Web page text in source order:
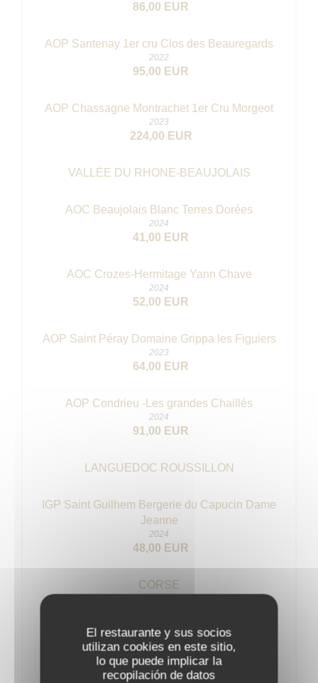
El restaurante y sus socios
utilizan cookies en este sitio,
lo que puede implicar la
recopilación de datos
86,00 EUR
AOP Santenay 1er cru Clos des Beauregards
2022
95,00 EUR
AOP Chassagne Montrachet 1er Cru Morgeot
2023
224,00 EUR
VALLÉE DU RHONE-BEAUJOLAIS
AOC Beaujolais Blanc Terres Dorées
2024
41,00 EUR
AOC Crozes-Hermitage Yann Chave
2024
52,00 EUR
AOP Saint Péray Domaine Grippa les Figuiers
2023
64,00 EUR
AOP Condrieu -Les grandes Chaillés
2024
91,00 EUR
LANGUEDOC ROUSSILLON
IGP Saint Guilhem Bergerie du Capucin Dame
Jeanne
2024
48,00 EUR
CORSE
2024
45,00 EUR